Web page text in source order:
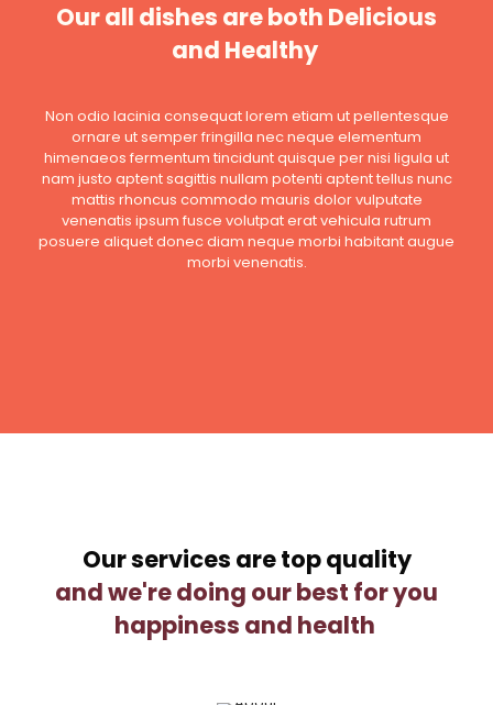
Our all dishes are both Delicious
and Healthy
Non odio lacinia consequat lorem etiam ut pellentesque
ornare ut semper fringilla nec neque elementum
himenaeos fermentum tincidunt quisque per nisi ligula ut
nam justo aptent sagittis nullam potenti aptent tellus nunc
mattis rhoncus commodo mauris dolor vulputate
venenatis ipsum fusce volutpat erat vehicula rutrum
posuere aliquet donec diam neque morbi habitant augue
morbi venenatis.
Our services are top quality
and we're doing our best for you
happiness and health